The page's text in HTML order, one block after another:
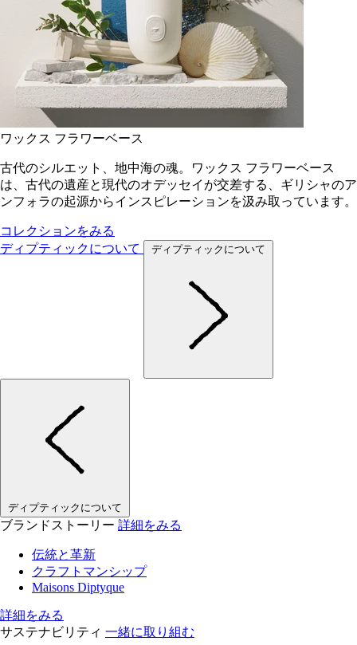
ワックス フラワーベース
古代のシルエット、地中海の魂。ワックス フラワーベース
は、古代の遺産と現代のオデッセイが交差する、ギリシャのア
ンフォラの起源からインスピレーションを汲み取っています。
コレクションをみる
ディプティックについて
ディプティックについて
ディプティックについて
ブランドストーリー 詳細をみる
伝統と革新
クラフトマンシップ
Maisons Diptyque
詳細をみる
サステナビリティ 一緒に取り組む